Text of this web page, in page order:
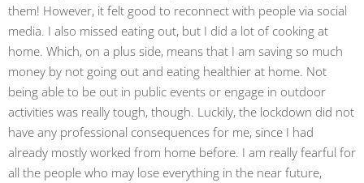
them! However, it felt good to reconnect with people via social
media. I also missed eating out, but I did a lot of cooking at
home. Which, on a plus side, means that I am saving so much
money by not going out and eating healthier at home. Not
being able to be out in public events or engage in outdoor
activities was really tough, though. Luckily, the lockdown did not
have any professional consequences for me, since I had
already mostly worked from home before. I am really fearful for
all the people who may lose everything in the near future,